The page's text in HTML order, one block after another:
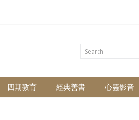
四期教育 經典善書 心靈影音